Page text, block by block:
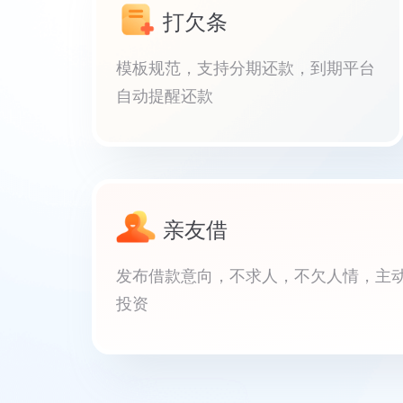
打欠条
模板规范，支持分期还款，到期平台
自动提醒还款
亲友借
发布借款意向，不求人，不欠人情，主
投资